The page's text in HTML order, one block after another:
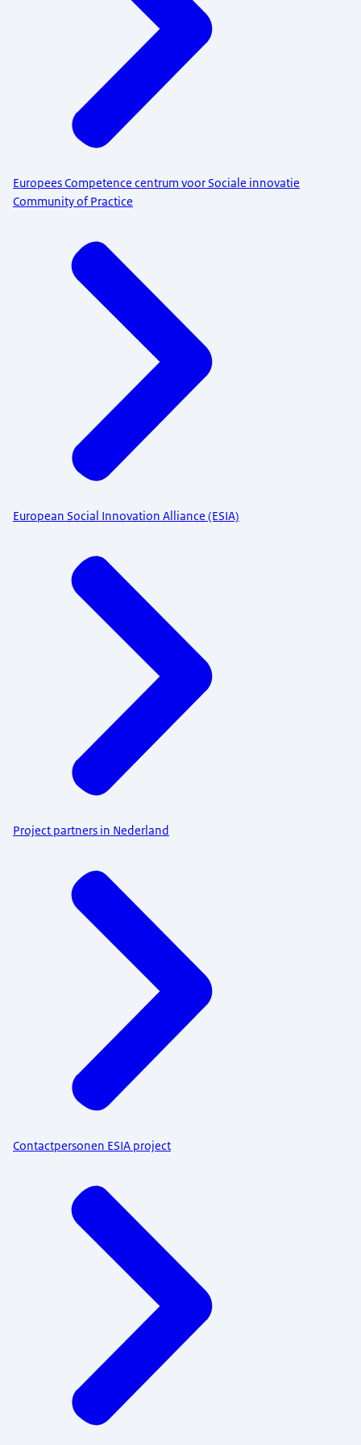
Europees Competence centrum voor Sociale innovatie
Community of Practice
European Social Innovation Alliance (ESIA)
Project partners in Nederland
Contactpersonen ESIA project